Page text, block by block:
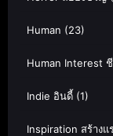
Human (23)
Human Interest
Indie อินดี้ (1)
Inspiration สร้างแ